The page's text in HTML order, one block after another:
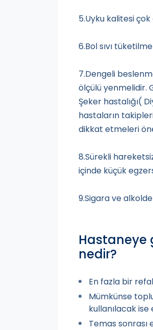
5.Uyku kalitesi
6.Bol sıvı
7.Dengeli
ölçülü yenmelidir.
Şeker hastalığı(
hastaların
dikkat etmeleri
8.Sürekli
içinde küçük
9.Sigara ve
Hastaneye
nedir?
En fazla bir
Mümkünse
kullanılacak
Temas sonrası